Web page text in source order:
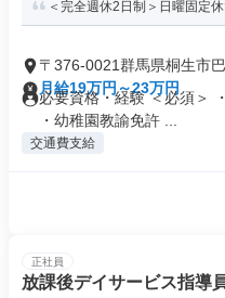
＜完全週休2日制＞日曜固定
〒376-0021群馬県桐生市
月給19万円～23万円
必要資格・経験 ＜必須＞
・幼稚園教諭免許 ...
交通費支給
正社員
放課後デイサービス指導